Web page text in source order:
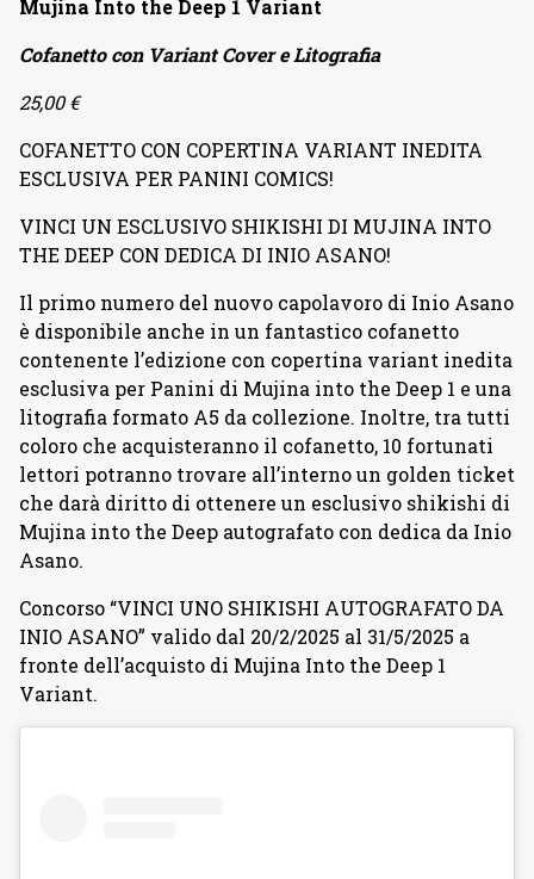
Mujina Into the Deep 1 Variant
Cofanetto con Variant Cover e Litografia
25,00 €
COFANETTO CON COPERTINA VARIANT INEDITA
ESCLUSIVA PER PANINI COMICS!
VINCI UN ESCLUSIVO SHIKISHI DI MUJINA INTO
THE DEEP CON DEDICA DI INIO ASANO!
Il primo numero del nuovo capolavoro di Inio Asano
è disponibile anche in un fantastico cofanetto
contenente l’edizione con copertina variant inedita
esclusiva per Panini di Mujina into the Deep 1 e una
litografia formato A5 da collezione. Inoltre, tra tutti
coloro che acquisteranno il cofanetto, 10 fortunati
lettori potranno trovare all’interno un golden ticket
che darà diritto di ottenere un esclusivo shikishi di
Mujina into the Deep autografato con dedica da Inio
Asano.
Concorso “VINCI UNO SHIKISHI AUTOGRAFATO DA
INIO ASANO” valido dal 20/2/2025 al 31/5/2025 a
fronte dell’acquisto di Mujina Into the Deep 1
Variant.